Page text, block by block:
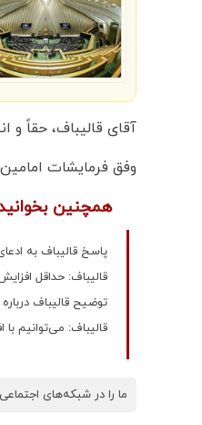
آقای قالیباف، حقاً و انصافاً در جنگ‌های ۱۲ روزه و رمضان و پس
وفق فرمایشات
همچنین
پاسخ قالیباف به
قالیباف: حداقل افزایش
توضیح قالیباف درباره
قالیباف: می‌توانیم
ما را در شبکه‌های